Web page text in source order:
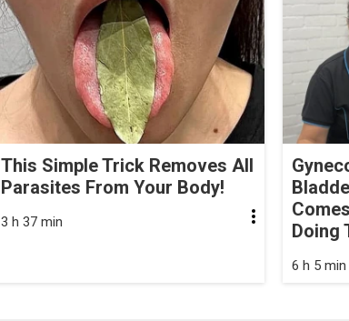
This Simple Trick Removes All
Parasites From Your Body!
3 h 37 min
Doing
6 h 5 min